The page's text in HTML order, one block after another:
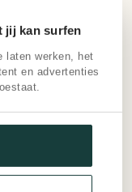
jij kan surfen
laten werken, het
en advertenties